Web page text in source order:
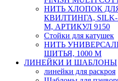
НИТЬ ХЛОПОК
КВИЛТИНГА, SILK-
М, АРТИКУЛ 9150
Стойки для катушек
НИТЬ
ШИТЬЯ, 1000 М
ЛИНЕЙКИ И ШАБЛОНЫ
линейки для раскроя